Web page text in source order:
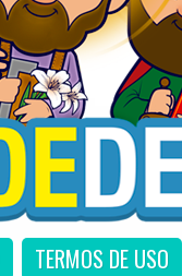
TERMOS DE USO